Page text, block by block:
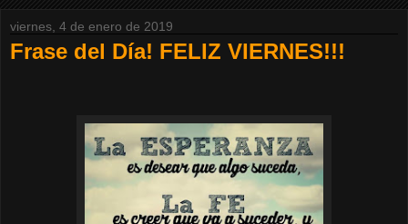
viernes, 4 de enero de 2019
Frase del Día! FELIZ VIERNES!!!